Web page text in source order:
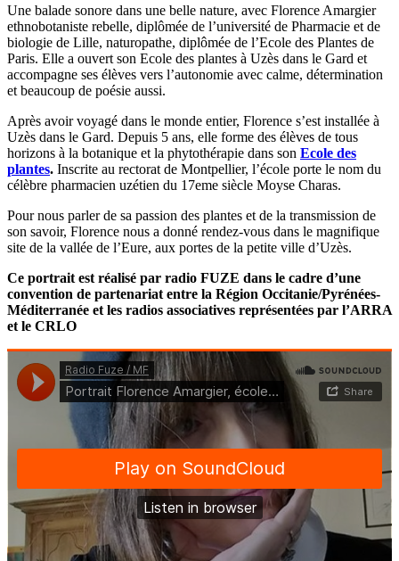
Une balade sonore dans une belle nature, avec Florence Amargier
ethnobotaniste rebelle, diplômée de l’université de Pharmacie et de
biologie de Lille, naturopathe, diplômée de l’Ecole des Plantes de
Paris. Elle a ouvert son Ecole des plantes à Uzès dans le Gard et
accompagne ses élèves vers l’autonomie avec calme, détermination
et beaucoup de poésie aussi.
Après avoir voyagé dans le monde entier, Florence s’est installée à
Uzès dans le Gard. Depuis 5 ans, elle forme des élèves de tous
horizons à la botanique et la phytothérapie dans son Ecole des
plantes. Inscrite au rectorat de Montpellier, l’école porte le nom du
célèbre pharmacien uzétien du 17eme siècle Moyse Charas.
Pour nous parler de sa passion des plantes et de la transmission de
son savoir, Florence nous a donné rendez-vous dans le magnifique
site de la vallée de l’Eure, aux portes de la petite ville d’Uzès.
Ce portrait est réalisé par radio FUZE dans le cadre d’une
convention de partenariat entre la Région Occitanie/Pyrénées-
Méditerranée et les radios associatives représentées par l’ARRA
et le CRLO